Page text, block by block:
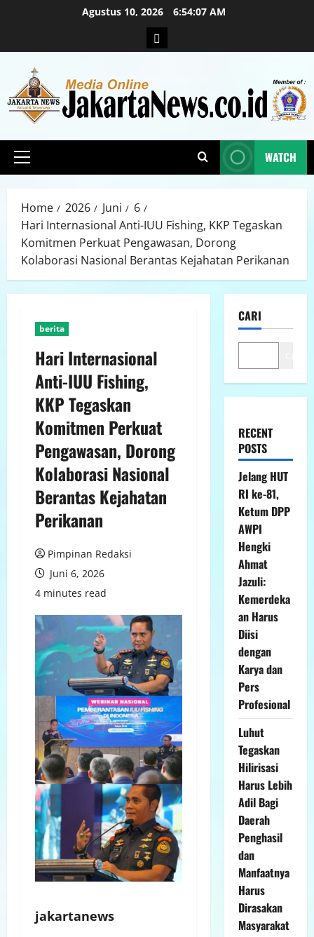
Agustus 10, 2026 6:54:09 AM
WATCH
Home 2026 Juni
6
Hari Internasional Anti-IUU Fishing, KKP Tegaskan
Komitmen Perkuat Pengawasan, Dorong
Kolaborasi Nasional Berantas Kejahatan Perikanan
berita
Hari Internasional
Anti-IUU Fishing,
KKP Tegaskan
Komitmen Perkuat
Pengawasan, Dorong
Kolaborasi Nasional
Berantas Kejahatan
Perikanan
Pimpinan Redaksi
Juni 6, 2026
4 minutes read
jakartanews
CARI
RECENT
POSTS
Jelang HUT
RI ke-81,
Ketum DPP
AWPI
Hengki
Ahmat
Jazuli:
Kemerdeka
an Harus
Diisi
dengan
Karya dan
Pers
Profesional
Luhut
Tegaskan
Hilirisasi
Harus Lebih
Adil Bagi
Daerah
Penghasil
dan
Manfaatnya
Harus
Dirasakan
Masyarakat